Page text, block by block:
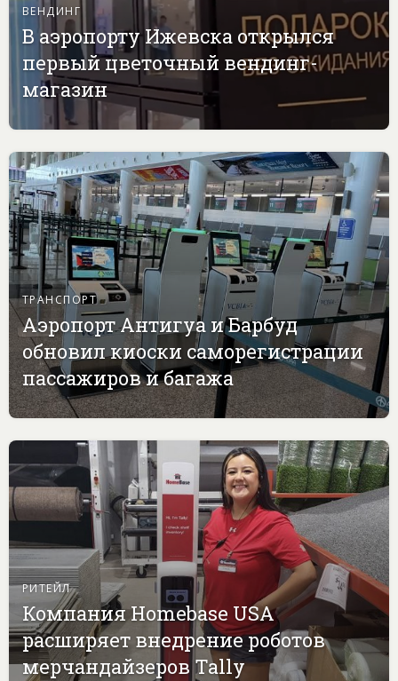
ВЕНДИНГ
В аэропорту Ижевска открылся
первый цветочный вендинг-
магазин
ТРАНСПОРТ
Аэропорт Антигуа и Барбуд
обновил киоски саморегистрации
пассажиров и багажа
РИТЕЙЛ
Компания Homebase USA
расширяет внедрение роботов
мерчандайзеров Tally